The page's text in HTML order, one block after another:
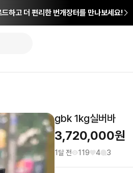
하고 더 편리한 번개장터를 만나보세요!
gbk 1kg실버바
3,720,000원
1달 전 119 4 3